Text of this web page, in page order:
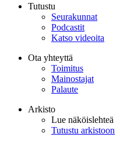
Tutustu
Seurakunnat
Podcastit
Katso videoita
Ota yhteyttä
Toimitus
Mainostajat
Palaute
Arkisto
Lue näköislehteä
Tutustu arkistoon